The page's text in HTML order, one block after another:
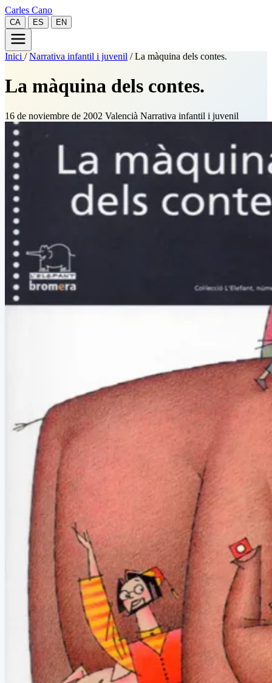
Carles Cano
CA ES EN
Inici / Narrativa infantil i juvenil / La màquina dels contes.
La màquina dels contes.
16 de noviembre de 2002 Valencià Narrativa infantil i juvenil